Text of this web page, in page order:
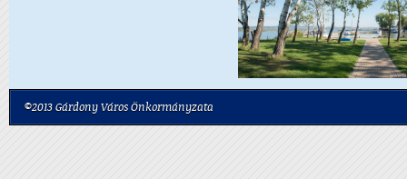
©2013 Gárdony Város Önkormányzata